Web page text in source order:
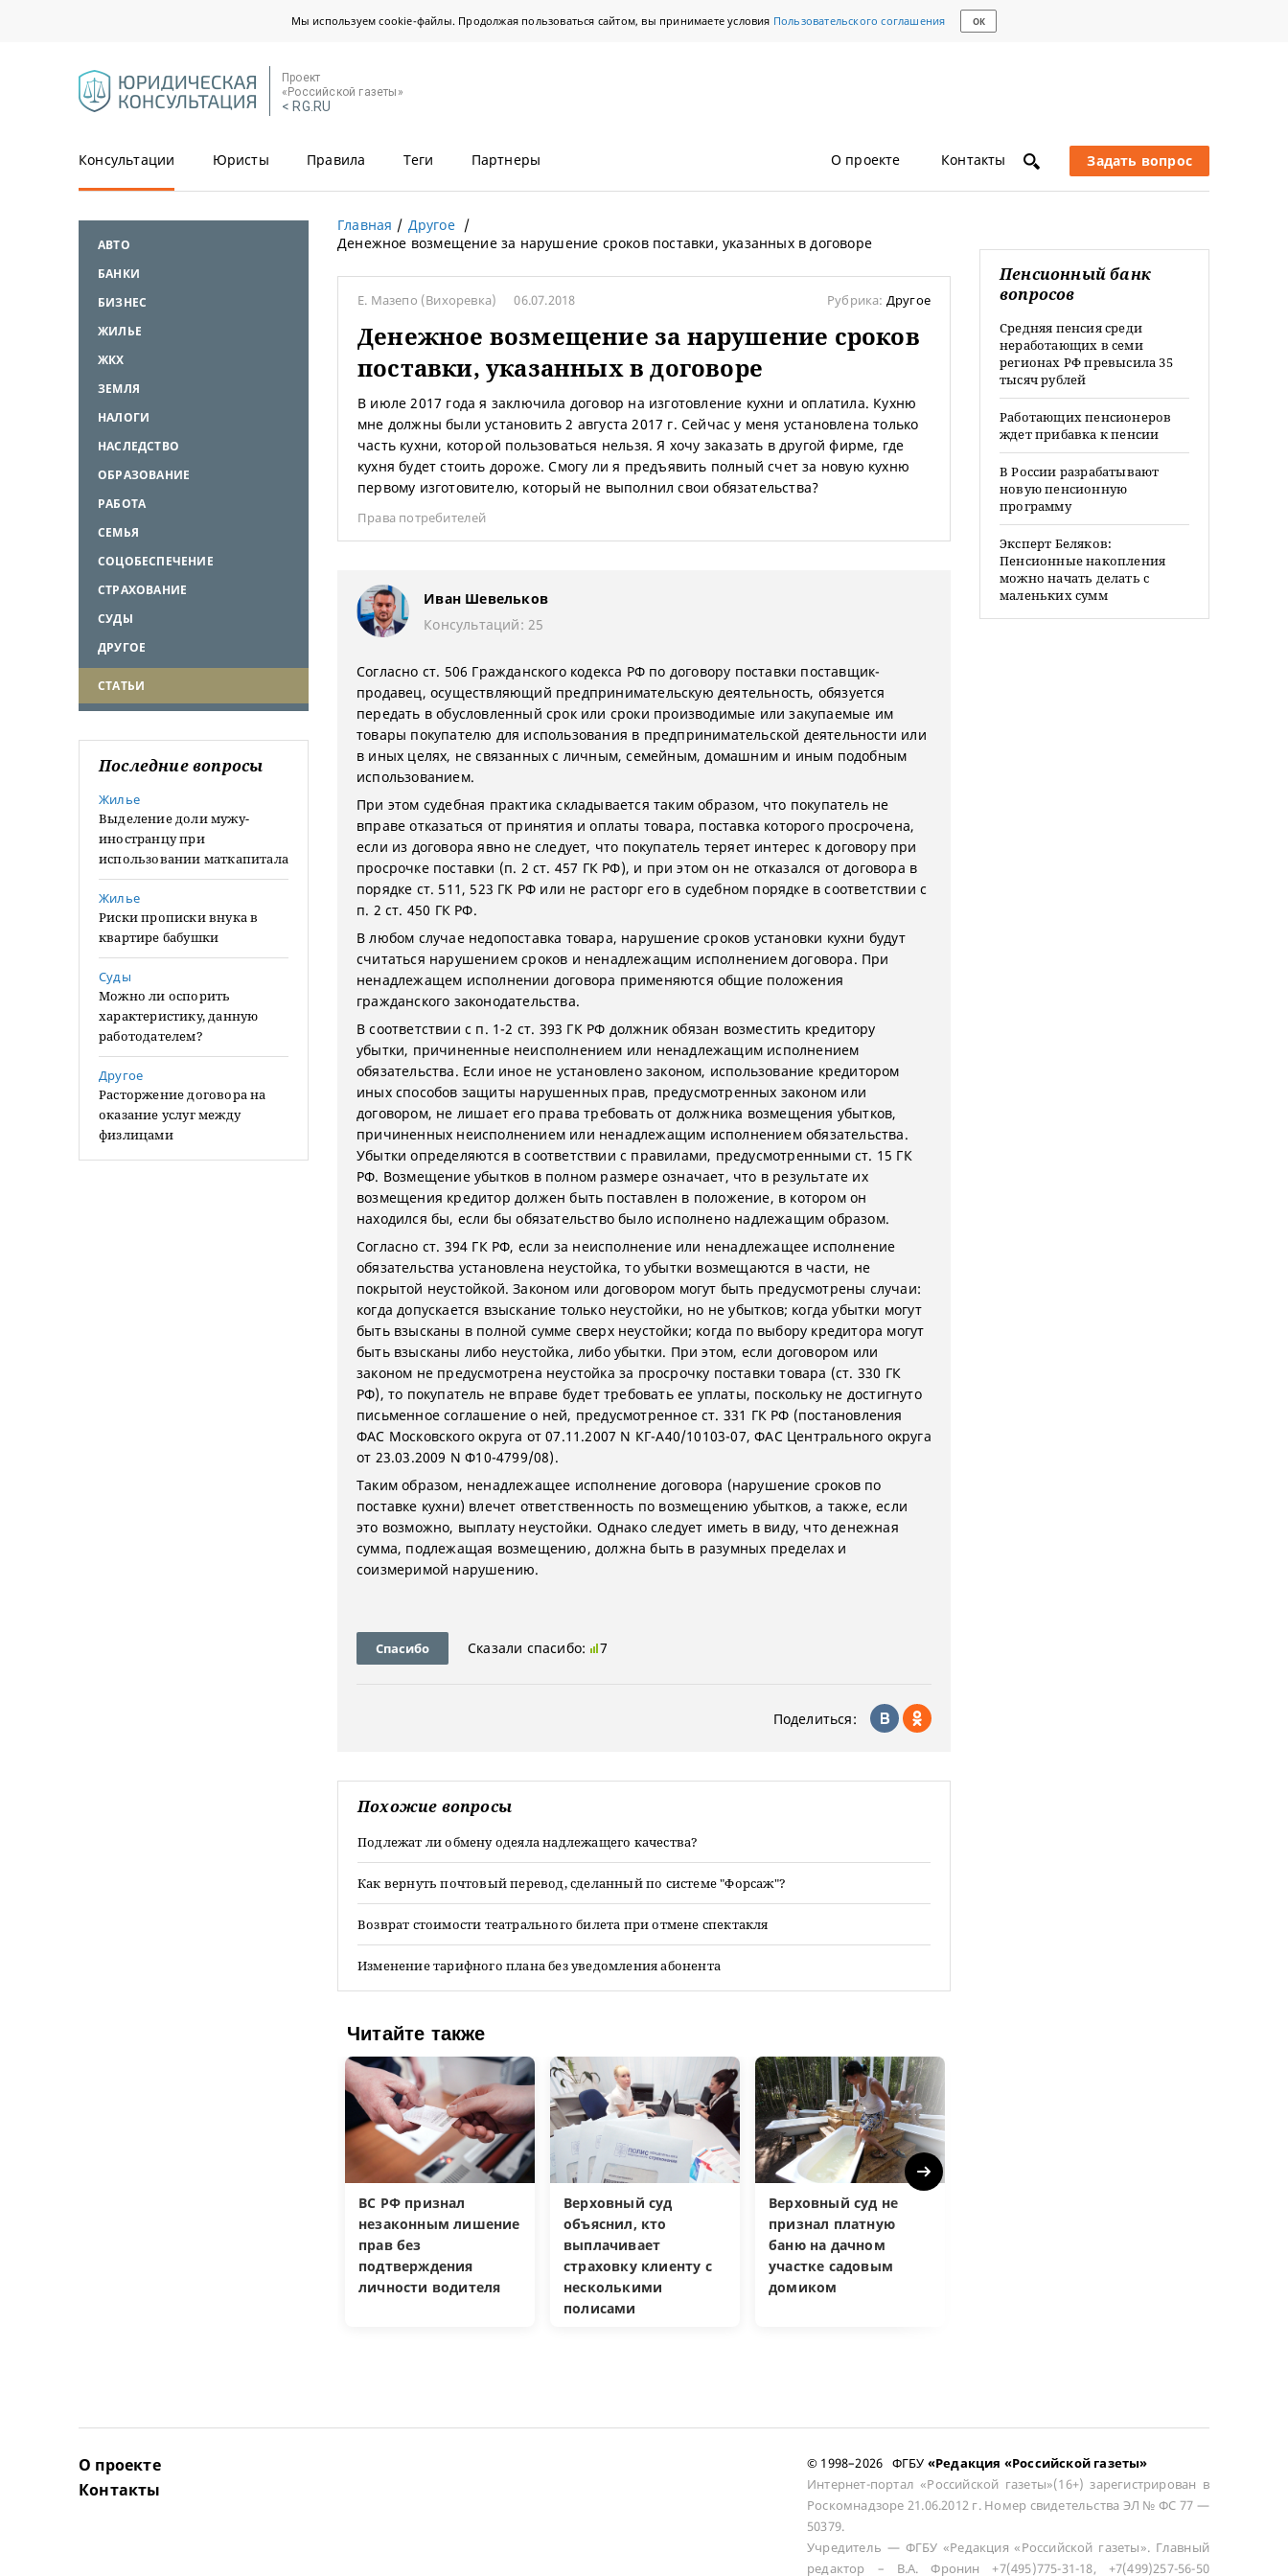
Мы используем cookie-файлы. Продолжая пользоваться сайтом, вы принимаете условия Пользовательского соглашения ОК
Проект
«Российской газеты»
< RG.RU
Консультации Юристы Правила Теги Партнеры О проекте Контакты Задать вопрос
АВТО
БАНКИ
БИЗНЕС
ЖИЛЬЕ
ЖКХ
ЗЕМЛЯ
НАЛОГИ
НАСЛЕДСТВО
ОБРАЗОВАНИЕ
РАБОТА
СЕМЬЯ
СОЦОБЕСПЕЧЕНИЕ
СТРАХОВАНИЕ
СУДЫ
ДРУГОЕ
СТАТЬИ
Последние вопросы
Жилье
Выделение доли мужу-
иностранцу при
использовании маткапитала
Жилье
Риски прописки внука в
квартире бабушки
Суды
Можно ли оспорить
характеристику, данную
работодателем?
Другое
Расторжение договора на
оказание услуг между
физлицами
Главная
Другое
Денежное возмещение за нарушение сроков поставки, указанных в договоре
Е. Мазепо (Вихоревка) 06.07.2018 Рубрика: Другое
Денежное возмещение за нарушение сроков
поставки, указанных в договоре
В июле 2017 года я заключила договор на изготовление кухни и оплатила. Кухню
мне должны были установить 2 августа 2017 г. Сейчас у меня установлена только
часть кухни, которой пользоваться нельзя. Я хочу заказать в другой фирме, где
кухня будет стоить дороже. Смогу ли я предъявить полный счет за новую кухню
первому изготовителю, который не выполнил свои обязательства?
Права потребителей
Иван Шевельков
Консультаций: 25
Согласно ст. 506 Гражданского кодекса РФ по договору поставки поставщик-
продавец, осуществляющий предпринимательскую деятельность, обязуется
передать в обусловленный срок или сроки производимые или закупаемые им
товары покупателю для использования в предпринимательской деятельности или
в иных целях, не связанных с личным, семейным, домашним и иным подобным
использованием.
При этом судебная практика складывается таким образом, что покупатель не
вправе отказаться от принятия и оплаты товара, поставка которого просрочена,
если из договора явно не следует, что покупатель теряет интерес к договору при
просрочке поставки (п. 2 ст. 457 ГК РФ), и при этом он не отказался от договора в
порядке ст. 511, 523 ГК РФ или не расторг его в судебном порядке в соответствии с
п. 2 ст. 450 ГК РФ.
В любом случае недопоставка товара, нарушение сроков установки кухни будут
считаться нарушением сроков и ненадлежащим исполнением договора. При
ненадлежащем исполнении договора применяются общие положения
гражданского законодательства.
В соответствии с п. 1-2 ст. 393 ГК РФ должник обязан возместить кредитору
убытки, причиненные неисполнением или ненадлежащим исполнением
обязательства. Если иное не установлено законом, использование кредитором
иных способов защиты нарушенных прав, предусмотренных законом или
договором, не лишает его права требовать от должника возмещения убытков,
причиненных неисполнением или ненадлежащим исполнением обязательства.
Убытки определяются в соответствии с правилами, предусмотренными ст. 15 ГК
РФ. Возмещение убытков в полном размере означает, что в результате их
возмещения кредитор должен быть поставлен в положение, в котором он
находился бы, если бы обязательство было исполнено надлежащим образом.
Согласно ст. 394 ГК РФ, если за неисполнение или ненадлежащее исполнение
обязательства установлена неустойка, то убытки возмещаются в части, не
покрытой неустойкой. Законом или договором могут быть предусмотрены случаи:
когда допускается взыскание только неустойки, но не убытков; когда убытки могут
быть взысканы в полной сумме сверх неустойки; когда по выбору кредитора могут
быть взысканы либо неустойка, либо убытки. При этом, если договором или
законом не предусмотрена неустойка за просрочку поставки товара (ст. 330 ГК
РФ), то покупатель не вправе будет требовать ее уплаты, поскольку не достигнуто
письменное соглашение о ней, предусмотренное ст. 331 ГК РФ (постановления
ФАС Московского округа от 07.11.2007 N КГ-А40/10103-07, ФАС Центрального округа
от 23.03.2009 N Ф10-4799/08).
Таким образом, ненадлежащее исполнение договора (нарушение сроков по
поставке кухни) влечет ответственность по возмещению убытков, а также, если
это возможно, выплату неустойки. Однако следует иметь в виду, что денежная
сумма, подлежащая возмещению, должна быть в разумных пределах и
соизмеримой нарушению.
Спасибо Сказали спасибо: 7
Поделиться:
Похожие вопросы
Подлежат ли обмену одеяла надлежащего качества?
Как вернуть почтовый перевод, сделанный по системе "Форсаж"?
Возврат стоимости театрального билета при отмене спектакля
Изменение тарифного плана без уведомления абонента
Читайте также
ВС РФ признал
незаконным лишение
прав без
подтверждения
личности водителя
Верховный суд
объяснил, кто
выплачивает
страховку клиенту с
несколькими
полисами
Верховный суд не
признал платную
баню на дачном
участке садовым
домиком
Next
Пенсионный банк
вопросов
Средняя пенсия среди
неработающих в семи
регионах РФ превысила 35
тысяч рублей
Работающих пенсионеров
ждет прибавка к пенсии
В России разрабатывают
новую пенсионную
программу
Эксперт Беляков:
Пенсионные накопления
можно начать делать с
маленьких сумм
О проекте
Контакты
© 1998–2026 ФГБУ «Редакция «Российской газеты»
Интернет-портал «Российской газеты»(16+) зарегистрирован в
Роскомнадзоре 21.06.2012 г. Номер свидетельства ЭЛ № ФС 77 —
50379.
Учредитель — ФГБУ «Редакция «Российской газеты». Главный
редактор – В.А. Фронин +7(495)775-31-18, +7(499)257-56-50